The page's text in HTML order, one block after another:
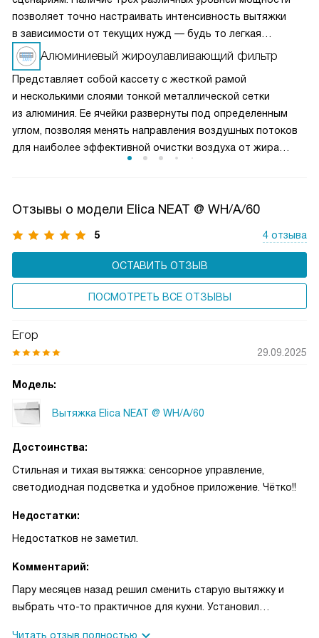
позволяет точно настраивать интенсивность вытяжки
в зависимости от текущих нужд — будь то легкая
вентиляция при медленном приготовлении или мощное
удаление пара и запахов при интенсивной жарке. Это
делает вытяжку универсальным решением для любых
кулинарных задач и сохраняет воздух на кухне свежим
и чистым.
Алюминиевый жироулавливающий фильтр
Представляет собой кассету с жесткой рамой
и несколькими слоями тонкой металлической сетки
из алюминия. Ее ячейки развернуты под определенным
углом, позволяя менять направления воздушных потоков
для наиболее эффективной очистки воздуха от жира
Отзывы о модели Elica NEAT @ WH/A/60
5 4 отзыва
ОСТАВИТЬ ОТЗЫВ
ПОСМОТРЕТЬ ВСЕ ОТЗЫВЫ
Егор
29.09.2025
Модель:
Вытяжка Elica NEAT @ WH/A/60
Достоинства:
Стильная и тихая вытяжка: сенсорное управление,
светодиодная подсветка и удобное приложение. Чётко!!
Недостатки:
Недостатков не заметил.
Комментарий:
Пару месяцев назад решил сменить старую вытяжку и
выбрать что-то практичное для кухни. Установил
Читать отзыв полностью